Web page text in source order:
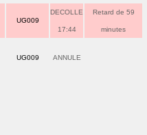
UG009
DECOLLE
17:44
Retard de 59
minutes
UG009 ANNULE